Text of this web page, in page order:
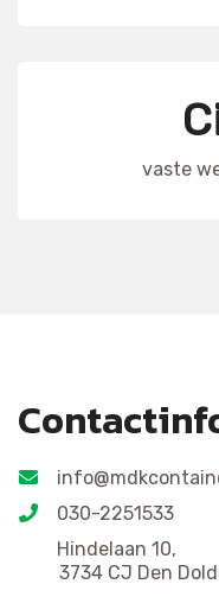
vaste
030-2251533
Hindelaan 10,
3734 CJ Den